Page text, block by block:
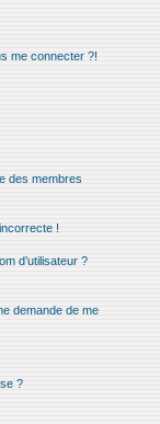
me connecter ?!
des membres
!
d’utilisateur ?
demande de me
?